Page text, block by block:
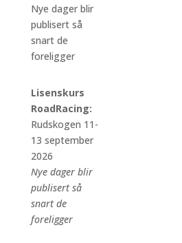
Nye dager blir
publisert så
snart de
foreligger
Lisenskurs
RoadRacing:
Rudskogen 11-
13 september
2026
Nye dager blir
publisert så
snart de
foreligger